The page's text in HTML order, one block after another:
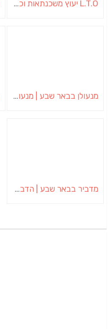
L.T.O יעוץ משכנתאות וכלכלת משפחה | יועץ משכנתאות באשכול
מנעולן בבאר שבע | מנעולן באופקים | ויטלי המנעולן
מדביר בבאר שבע | הדברה בבאר שבע | יוגב הדברות